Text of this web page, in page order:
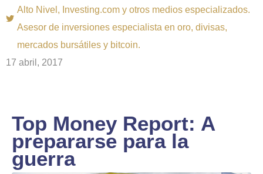
Alto Nivel, Investing.com y otros medios especializados.
Asesor de inversiones especialista en oro, divisas,
mercados bursátiles y bitcoin.
17 abril, 2017
Top Money Report: A
prepararse para la
guerra